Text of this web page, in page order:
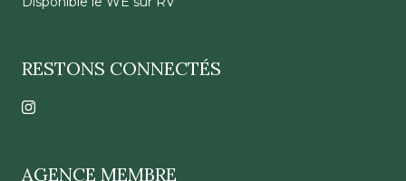
RESTONS CONNECTÉS
AGENCE MEMBRE